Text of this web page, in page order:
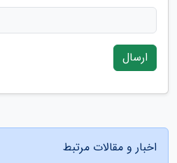
ارسال
اخبار و مقالات مرتبط